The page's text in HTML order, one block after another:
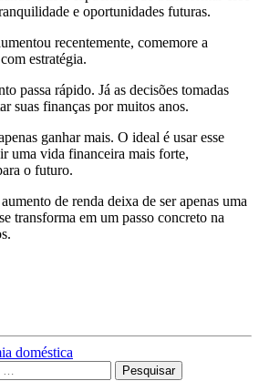
e oportunidades futuras.
recentemente, comemore a
estratégia.
passa rápido. Já as decisões tomadas
suas finanças por muitos anos.
ganhar mais. O ideal é usar esse
uma vida financeira mais forte,
o futuro.
de renda deixa de ser apenas uma
transforma em um passo concreto na
doméstica